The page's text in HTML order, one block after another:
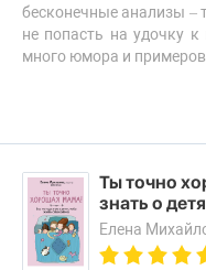
бесконечные анализы –
не попасть на удочку
много юмора и примеров
Ты точно
знать о
Елена